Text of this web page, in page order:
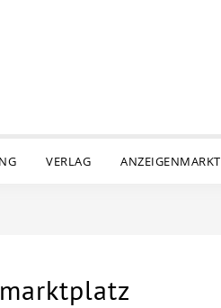
VERLAG ANZEIGENMARKT